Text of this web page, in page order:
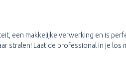
een makkelijke verwerking en is
stralen! Laat de professional in je los